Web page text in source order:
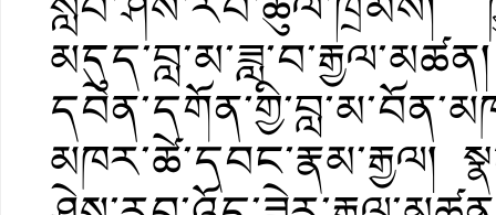
མཁར་ཚེ་དབང་རྣམ་རྒྱལ།